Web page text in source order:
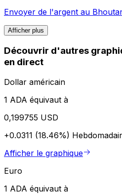
Envoyer de l'argent au
Afficher plus
Découvrir d'autres
en direct
Dollar américain
1 ADA équivaut à
0,199755 USD
+0.0311 (18.46%)
Afficher le graphique
Euro
1 ADA équivaut à